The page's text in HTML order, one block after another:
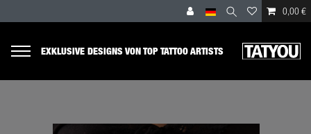
0,00 €
EXKLUSIVE DESIGNS VON TOP TATTOO ARTISTS